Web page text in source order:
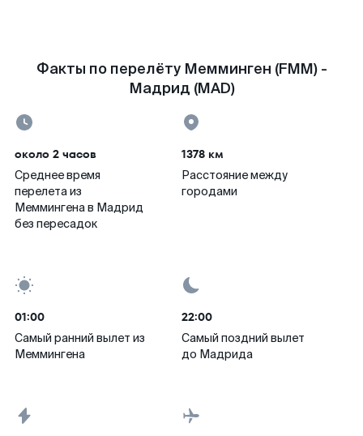
Факты по перелёту Мемминген (FMM) -
Мадрид (MAD)
около 2 часов
Среднее время
перелета из
Меммингена в Мадрид
без пересадок
1378 км
Расстояние между
городами
01:00
Самый ранний вылет из
Меммингена
22:00
Самый поздний вылет
до Мадрида